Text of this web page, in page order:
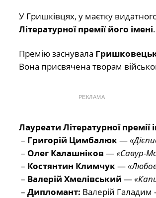
У Гришківцях, у маєтку
Літературної премії його імені.
Премію заснувала
Вона присвячена творам
РЕКЛАМА
Лауреати Літературної
– Григорій Цимбалюк—
– Олег Калашніков—«Савур-
– Костянтин Климчук—
– Валерій Хмелівський —
– Дипломант: Валерій